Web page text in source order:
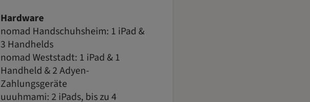
Hardware
nomad Handschuhsheim: 1 iPad &
3 Handhelds
nomad Weststadt: 1 iPad & 1
Handheld & 2 Adyen-
Zahlungsgeräte
uuuhmami: 2 iPads, bis zu 4